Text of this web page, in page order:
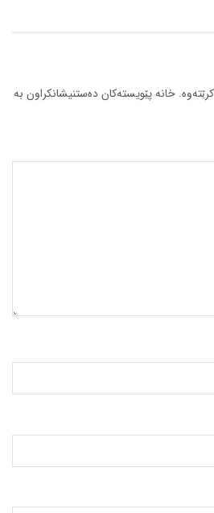
خانە پێویستەکان دەستنیشانکراون بە